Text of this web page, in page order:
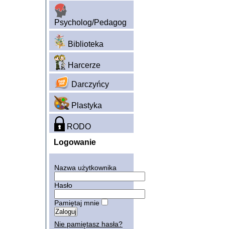
Psycholog/Pedagog
Biblioteka
Harcerze
Darczyńcy
Plastyka
RODO
Logowanie
Nazwa użytkownika
Hasło
Pamiętaj mnie
Nie pamiętasz hasła?